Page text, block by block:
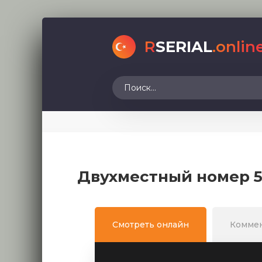
RSERIAL
Двухместный номер
Смотреть онлайн